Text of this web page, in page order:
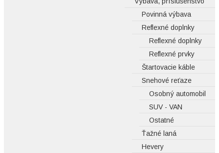
Povinná výbava
Reflexné doplnky
Reflexné doplnky
Reflexné prvky
Štartovacie káble
Snehové reťaze
Osobný automobil
SUV - VAN
Ostatné
Ťažné laná
Hevery